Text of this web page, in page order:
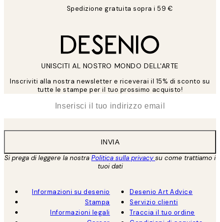
Spedizione gratuita sopra i 59 €
UNISCITI AL NOSTRO MONDO DELL'ARTE
Inscriviti alla nostra newsletter e riceverai il 15% di sconto su
tutte le stampe per il tuo prossimo acquisto!
INVIA
Si prega di leggere la nostra Politica sulla privacysu come trattiamo i
tuoi dati
Informazioni su desenio
Stampa
Informazioni legali
Desenio Art Advice
Servizio clienti
Traccia il tuo ordine